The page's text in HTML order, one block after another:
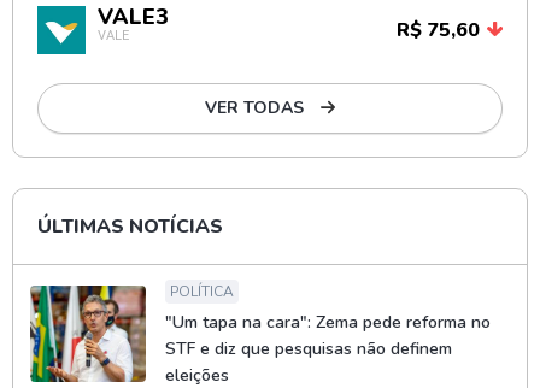
VALE3
VALE R$ 75,60
VER TODAS
ÚLTIMAS NOTÍCIAS
POLÍTICA
"Um tapa na cara": Zema pede reforma no
STF e diz que pesquisas não definem
eleições